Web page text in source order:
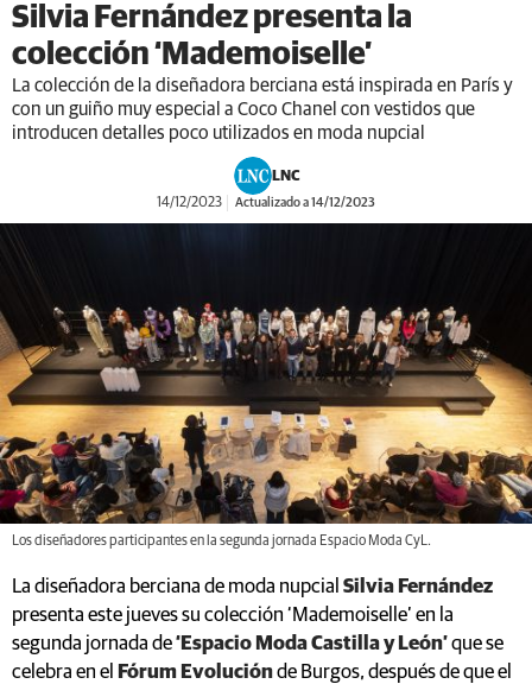
Silvia Fernández presenta la
colección ‘Mademoiselle’
La colección de la diseñadora berciana está inspirada en París y
con un guiño muy especial a Coco Chanel con vestidos que
introducen detalles poco utilizados en moda nupcial
LNC
14/12/2023 Actualizado a 14/12/2023
Los diseñadores participantes en la segunda jornada Espacio Moda CyL.
La diseñadora berciana de moda nupcial Silvia Fernández
presenta este jueves su colección ‘Mademoiselle’ en la
segunda jornada de‘Espacio Moda Castilla y León’que se
celebra en el
Fórum Evoluciónde Burgos, después de que el